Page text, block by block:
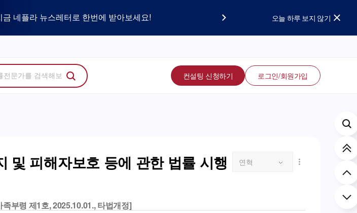
펌 홈페이지,
고문 1개로 매일 연성하세요.
금 네플라 뉴스레터로 한번에 받아보세요!
이즈프로 사전등록 신청하기
게 지금 당신의 브랜드를 보여주세요! 오늘 하루 보지 않기
컨설팅 신청하기 로그인/회원가입
및 피해자보호 등에 관한 법률 시행
연혁
부령 제1호, 2025.10.01., 타법개정]